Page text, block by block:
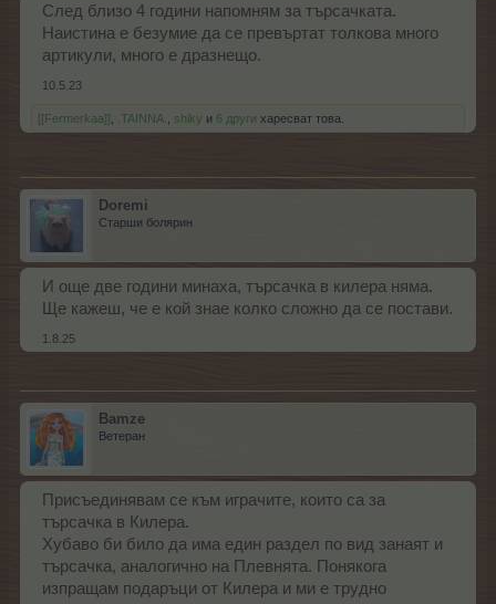
След близо 4 години напомням за търсачката.
Наистина е безумие да се превъртат толкова много
артикули, много е дразнещо.
10.5.23
[[Fermerkaa]] .TAINNA. shiky и 6 други харесват това.
Doremi
Старши болярин
И още две години минаха, търсачка в килера няма.
Ще кажеш, че е кой знае колко сложно да се постави.
1.8.25
Bamze
Ветеран
Присъединявам се към играчите, които са за
търсачка в Килера.
Хубаво би било да има един раздел по вид занаят и
търсачка, аналогично на Плевнята. Понякога
изпращам подаръци от Килера и ми е трудно